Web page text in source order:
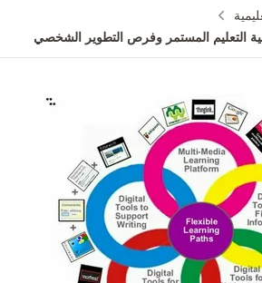
التعليم المستمر وفرص التطوير الشخصي